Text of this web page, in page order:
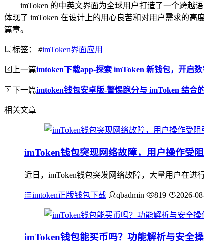
imToken 的中英文界面为全球用户打造了一个跨越
体现了 imToken 在设计上的用心良苦和对用户需求的
篇章。
标签： #imToken界面应用
上一篇imtoken下载app-探索 imToken 新钱包，开启
下一篇imtoken钱包安卓版-警惕跑分与 imToken 结合
相关文章
imToken钱包突现网络故障，用户操作受
近日，imToken钱包突发网络故障，大量用户在
imtoken正版钱包下载 qbadmin 819 2026-
imToken钱包能买币吗？功能解析与安全